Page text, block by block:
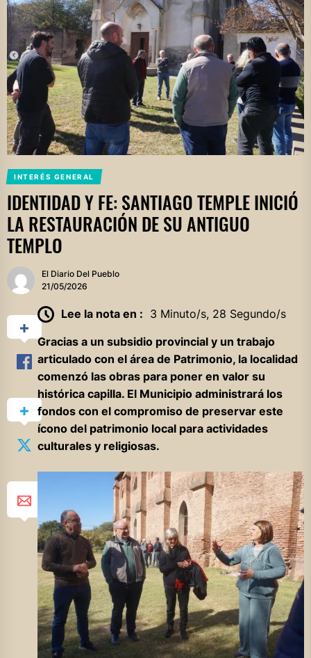
INTERÉS GENERAL
IDENTIDAD Y FE: SANTIAGO TEMPLE INICIÓ
LA RESTAURACIÓN DE SU ANTIGUO
TEMPLO
El Diario Del Pueblo
21/05/2026
Lee la nota en : 3 Minuto/s, 28 Segundo/s
Gracias a un subsidio provincial y un trabajo
articulado con el área de Patrimonio, la localidad
comenzó las obras para poner en valor su
histórica capilla. El Municipio administrará los
fondos con el compromiso de preservar este
ícono del patrimonio local para actividades
culturales y religiosas.